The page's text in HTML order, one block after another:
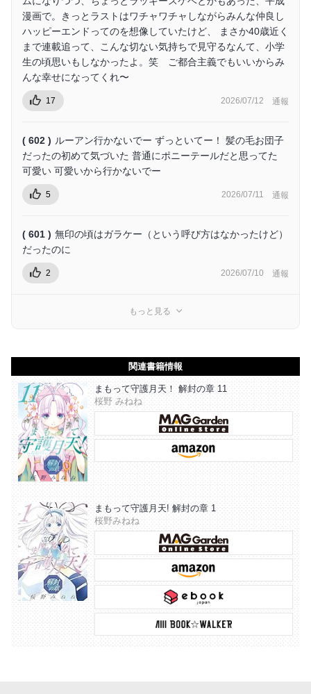
漫画で。きっとラストはワチャワチャしながらみんな仲良し
ハッピーエンドってのを想像していたけど、 まさか40歳近く
まで連載追って、こんな切ない気持ちで見守るなんて、小学
生の頃思いもしなかったよ。笑 ご都合主義でもいいからみ
んな幸せになってくれ〜
17 2026/07/12 通報
( 602 ) ルーアン行かないでー ずっといてー！ 髪の毛お団子
だったの初めて気づいた 普通にポニーテールだと思ってた
可愛い 可愛いから行かないでー
5 2026/07/11 通報
( 601 ) 無印の頃はガラケー（という呼び方はなかったけど）
だったのに
2 2026/07/10 通報
もっと見る
関連書籍情報
まもって守護月天！ 解封の章 11
桜野 みねね
まもって守護月天! 解封の章 1
桜野みねね